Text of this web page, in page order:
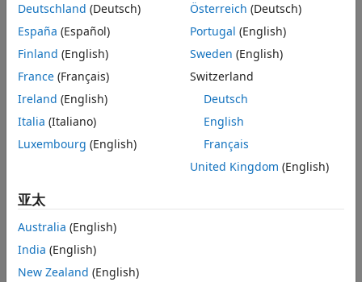
配置硬件板以运行 Simulink
在 Simulink 编辑器中，选择仿真> 模型配置参数
在“配置参数”对话框中，点击
将硬件板 ARM Cortex-M3 (QEMU)
硬件板设置下的参数值将自动填充为其默认值。
点击应用以应用更改。
有关选择硬件支持包和一般配置设置的详细信息，请参阅
现”窗格。
Deutschland (Deutsch)
España (Español)
Finland (English)
France (Français)
Ireland (English)
Italia (Italiano)
Luxembourg (English)
Österreich (Deutsch)
Portugal (English)
Sweden (English)
Switzerland
Deutsch
English
Français
United Kingdom (English)
亚太
Australia (English)
India (English)
New Zealand (English)